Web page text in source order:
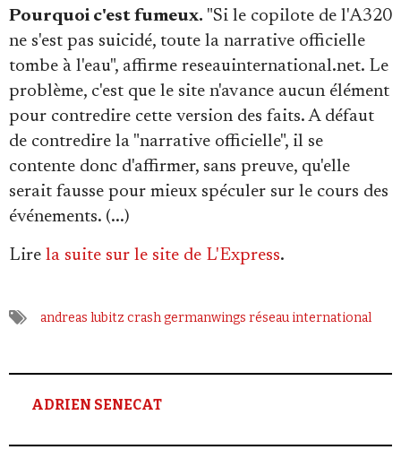
Pourquoi c'est fumeux. "Si le copilote de l'A320
ne s'est pas suicidé, toute la narrative officielle
tombe à l'eau", affirme reseauinternational.net. Le
problème, c'est que le site n'avance aucun élément
pour contredire cette version des faits. A défaut
de contredire la "narrative officielle", il se
contente donc d'affirmer, sans preuve, qu'elle
serait fausse pour mieux spéculer sur le cours des
événements. (...)
Lire la suite sur le site de L'Express.
andreas lubitz crashgermanwings réseau international
ADRIEN SENECAT